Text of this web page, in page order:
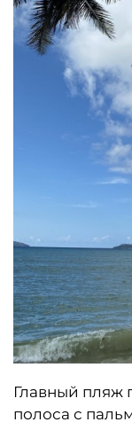
Главный пляж
полоса с